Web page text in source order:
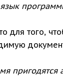
для того,
пригодятся